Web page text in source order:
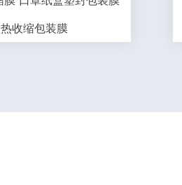
收缩包装膜